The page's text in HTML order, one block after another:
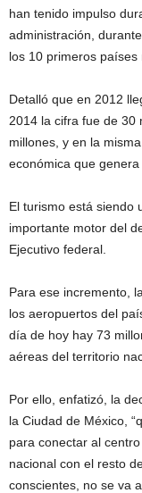
han tenido impulso
administración,
los 10 primeros países
Detalló que en 2012
2014 la cifra fue de 30
millones, y en la
económica que genera
El turismo está siendo
importante motor del
Ejecutivo federal.
Para ese incremento,
los aeropuertos del
día de hoy hay 73
aéreas del territorio
Por ello, enfatizó, la
la Ciudad de México,
para conectar al
nacional con el resto
conscientes, no se va